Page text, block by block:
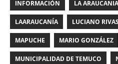
INFORMACIÓN LA ARAUCANIA
LAARAUCANÍA LUCIANO RIVAS
MAPUCHE MARIO GONZÁLEZ
MUNICIPALIDAD DE TEMUCO